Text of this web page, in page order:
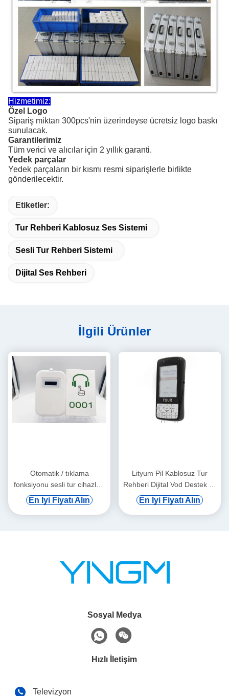
Hizmetimiz:
Özel Logo
Sipariş miktarı 300pcs'nin üzerindeyse ücretsiz logo baskı
sunulacak.
Garantilerimiz
Tüm verici ve alıcılar için 2 yıllık garanti.
Yedek parçalar
Yedek parçaların bir kısmı resmi siparişlerle birlikte
gönderilecektir.
Etiketler:
Tur Rehberi Kablosuz Ses Sistemi
Sesli Tur Rehberi Sistemi
Dijital Ses Rehberi
İlgili Ürünler
Otomatik / tıklama
fonksiyonu sesli tur cihazları
kulak asma
En İyi Fiyatı Alın
Lityum Pil Kablosuz Tur
Rehberi Dijital Vod Destek ve
Otomatik İndüksiyon
En İyi Fiyatı Alın
Sosyal Medya
Hızlı İletişim
Televizyon